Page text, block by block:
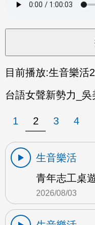
目前播放:生音樂活
台語女聲新勢力_吳
1 2 3 4
生音樂活
青年志工桌
2026/08/03